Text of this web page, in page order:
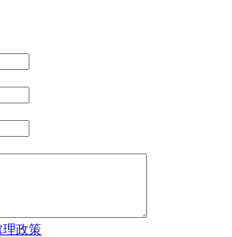
理政策